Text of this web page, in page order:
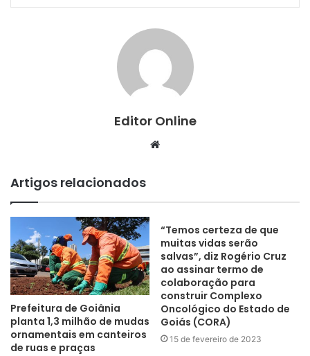
Editor Online
Website
Artigos relacionados
Prefeitura de Goiânia
planta 1,3 milhão de mudas
ornamentais em canteiros
de ruas e praças
“Temos certeza de que
muitas vidas serão
salvas”, diz Rogério Cruz
ao assinar termo de
colaboração para
construir Complexo
Oncológico do Estado de
Goiás (CORA)
15 de fevereiro de 2023